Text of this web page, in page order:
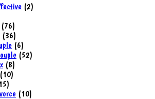
(2)
(76)
(36)
(6)
(52)
(8)
(10)
(10)